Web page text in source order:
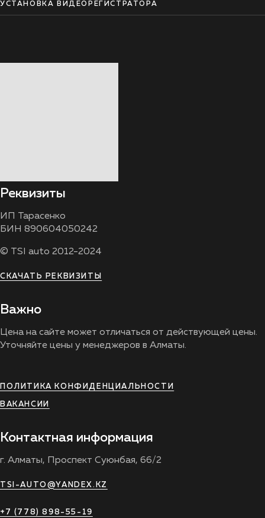
УСТАНОВКА ВИДЕОРЕГИСТРАТОРА
Реквизиты
ИП Тарасенко
БИН 890604050242
© TSI auto 2012-2024
СКАЧАТЬ РЕКВИЗИТЫ
Важно
Цена на сайте может отличаться от действующей цены.
Уточняйте цены у менеджеров в Алматы.
ПОЛИТИКА КОНФИДЕНЦИАЛЬНОСТИ
ВАКАНСИИ
Контактная информация
г. Алматы, Проспект Суюнбая, 66/2
TSI-AUTO@YANDEX.KZ
+7 (778) 898-55-19